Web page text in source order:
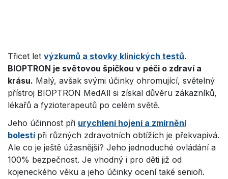
Třicet let výzkumů a stovky klinických testů.
BIOPTRON je světovou špičkou v péči o zdraví a
krásu. Malý, avšak svými účinky ohromující, světelný
přístroj BIOPTRON MedAll si získal důvěru zákazníků,
lékařů a fyzioterapeutů po celém světě.
Jeho účinnost při urychlení hojení a zmírnění
bolestí při různých zdravotních obtížích je překvapivá.
Ale co je ještě úžasnější? Jeho jednoduché ovládání a
100% bezpečnost. Je vhodný i pro děti již od
kojeneckého věku a jeho účinky ocení také senioři.